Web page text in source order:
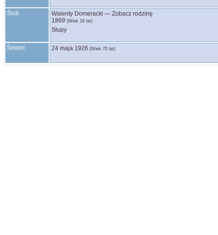
Ślub Walenty Domeracki — Zobacz rodzinę
1869 (Wiek 18 lat)
Słupy
Śmierć 24 maja 1926 (Wiek 75 lat)